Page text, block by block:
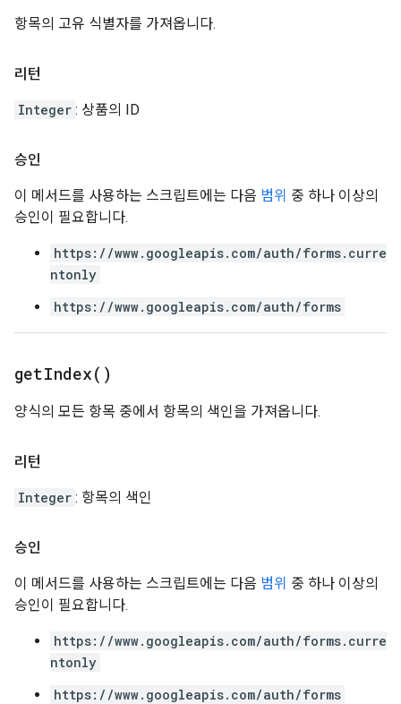
항목의 고유 식별자를 가져옵니다.
리턴
Integer : 상품의 ID
승인
이 메서드를 사용하는 스크립트에는 다음 범위 중 하나 이상의
승인이 필요합니다.
https://www.googleapis.com/auth/forms.curre
ntonly
https://www.googleapis.com/auth/forms
getIndex( )
양식의 모든 항목 중에서 항목의 색인을 가져옵니다.
리턴
Integer : 항목의 색인
승인
이 메서드를 사용하는 스크립트에는 다음 범위 중 하나 이상의
승인이 필요합니다.
https://www.googleapis.com/auth/forms.curre
ntonly
https://www.googleapis.com/auth/forms